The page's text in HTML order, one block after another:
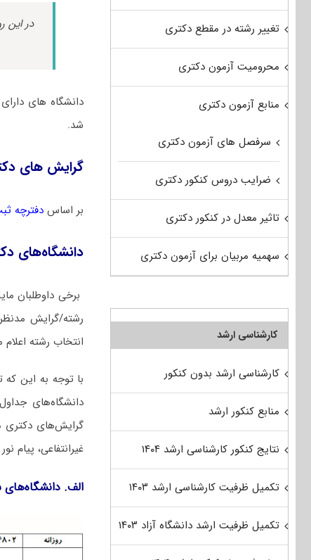
در این
دانشگاه های
شد.
گرایش های
بر اساس دفترچه
دانشگاه‌های
برخی داوطلبان
رشته/گرایش
انتخاب رشته
با توجه به این
دانشگاه‌های
گرایش‌های دکتری
غیرانتفاعی،
الف.
تغییر رشته در مقطع دکتری
محرومیت آزمون دکتری
منابع آزمون دکتری
سرفصل های آزمون دکتری
ضرایب دروس کنکور دکتری
تاثیر معدل در کنکور دکتری
سهمیه مربیان برای آزمون دکتری
کارشناسی ارشد
کارشناسی ارشد بدون کنکور
منابع کنکور ارشد
نتایج کنکور کارشناسی ارشد ۱۴۰۴
تکمیل ظرفیت کارشناسی ارشد ۱۴۰۳
تکمیل ظرفیت ارشد دانشگاه آزاد ۱۴۰۳